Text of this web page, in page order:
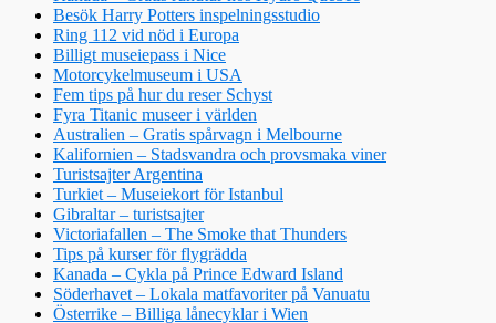
Besök Harry Potters inspelningsstudio
Ring 112 vid nöd i Europa
Billigt museiepass i Nice
Motorcykelmuseum i USA
Fem tips på hur du reser Schyst
Fyra Titanic museer i världen
Australien – Gratis spårvagn i Melbourne
Kalifornien – Stadsvandra och provsmaka viner
Turistsajter Argentina
Turkiet – Museiekort för Istanbul
Gibraltar – turistsajter
Victoriafallen – The Smoke that Thunders
Tips på kurser för flygrädda
Kanada – Cykla på Prince Edward Island
Söderhavet – Lokala matfavoriter på Vanuatu
Österrike – Billiga lånecyklar i Wien